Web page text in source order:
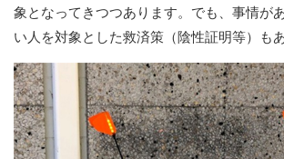
象となってきつつあります。でも、事情が
い人を対象とした救済策（陰性証明等）も